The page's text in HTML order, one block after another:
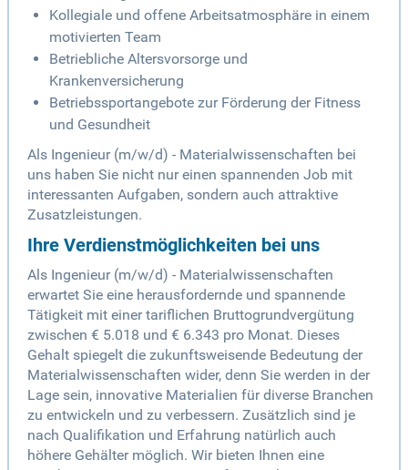
Kollegiale und offene Arbeitsatmosphäre in einem
motivierten Team
Betriebliche Altersvorsorge und
Krankenversicherung
Betriebssportangebote zur Förderung der Fitness
und Gesundheit
Als Ingenieur (m/w/d) - Materialwissenschaften bei
uns haben Sie nicht nur einen spannenden Job mit
interessanten Aufgaben, sondern auch attraktive
Zusatzleistungen.
Ihre Verdienstmöglichkeiten bei uns
Als Ingenieur (m/w/d) - Materialwissenschaften
erwartet Sie eine herausfordernde und spannende
Tätigkeit mit einer tariflichen Bruttogrundvergütung
zwischen € 5.018 und € 6.343 pro Monat. Dieses
Gehalt spiegelt die zukunftsweisende Bedeutung der
Materialwissenschaften wider, denn Sie werden in der
Lage sein, innovative Materialien für diverse Branchen
zu entwickeln und zu verbessern. Zusätzlich sind je
nach Qualifikation und Erfahrung natürlich auch
höhere Gehälter möglich. Wir bieten Ihnen eine